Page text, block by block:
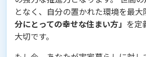
となく、自分の置かれた環境を最大
分にとっての幸せな住まい方」 を定
大切です。